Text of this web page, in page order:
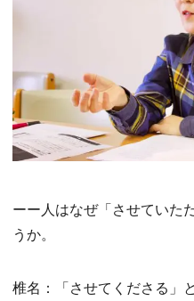
ーー人はなぜ「させていた
うか。
椎名：「させてくださる」